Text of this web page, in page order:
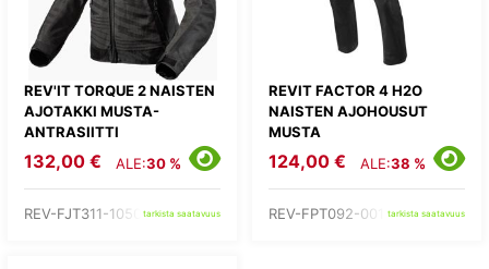
REV'IT TORQUE 2 NAISTEN
AJOTAKKI MUSTA-
ANTRASIITTI
132,00 € ALE:30 %
REV-FJT311-1050-tarkista saatavuus
REVIT FACTOR 4 H2O
NAISTEN AJOHOUSUT
MUSTA
124,00 € ALE:38 %
REV-FPT092-0011-tarkista saatavuus